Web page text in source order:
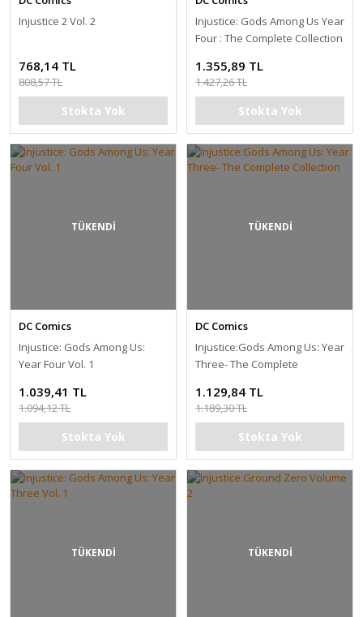
Injustice 2 Vol. 2
768,14 TL
808,57 TL
Stokta Yok
Injustice: Gods Among Us Year
Four : The Complete Collection
1.355,89 TL
1.427,26 TL
Stokta Yok
TÜKENDİ
DC Comics
Injustice: Gods Among Us:
Year Four Vol. 1
1.039,41 TL
1.094,12 TL
Stokta Yok
TÜKENDİ
DC Comics
Injustice:Gods Among Us: Year
Three- The Complete
1.129,84 TL
1.189,30 TL
Stokta Yok
TÜKENDİ TÜKENDİ